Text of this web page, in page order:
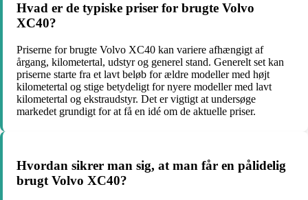
Hvad er de typiske priser for brugte Volvo
XC40?
Priserne for brugte Volvo XC40 kan variere afhængigt af
årgang, kilometertal, udstyr og generel stand. Generelt set kan
priserne starte fra et lavt beløb for ældre modeller med højt
kilometertal og stige betydeligt for nyere modeller med lavt
kilometertal og ekstraudstyr. Det er vigtigt at undersøge
markedet grundigt for at få en idé om de aktuelle priser.
Hvordan sikrer man sig, at man får en pålidelig
brugt Volvo XC40?